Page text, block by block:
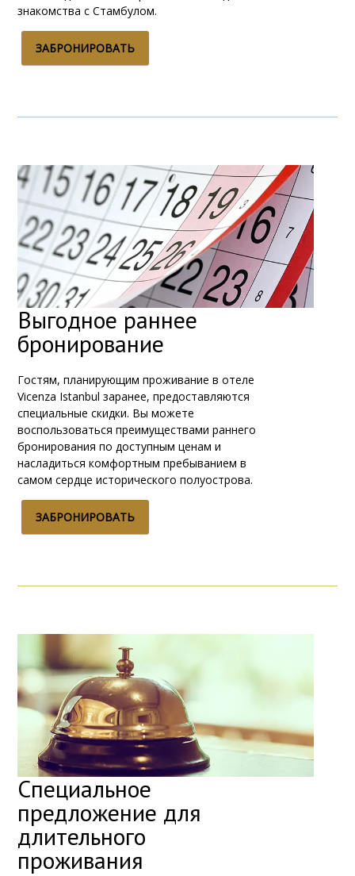
знакомства с Стамбулом.
ЗАБРОНИРОВАТЬ
Выгодное раннее
бронирование
Гостям, планирующим проживание в отеле
Vicenza Istanbul заранее, предоставляются
специальные скидки. Вы можете
воспользоваться преимуществами раннего
бронирования по доступным ценам и
насладиться комфортным пребыванием в
самом сердце исторического полуострова.
ЗАБРОНИРОВАТЬ
Специальное
предложение для
длительного
проживания